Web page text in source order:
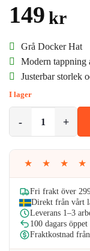
149 kr
Grå Docker Hat
Modern tappning
Justerbar storlek
I lager
★ ★ ★ ★
Fri frakt över
Direkt från vårt
Leverans 1–3
100 dagars
Fraktkostnad